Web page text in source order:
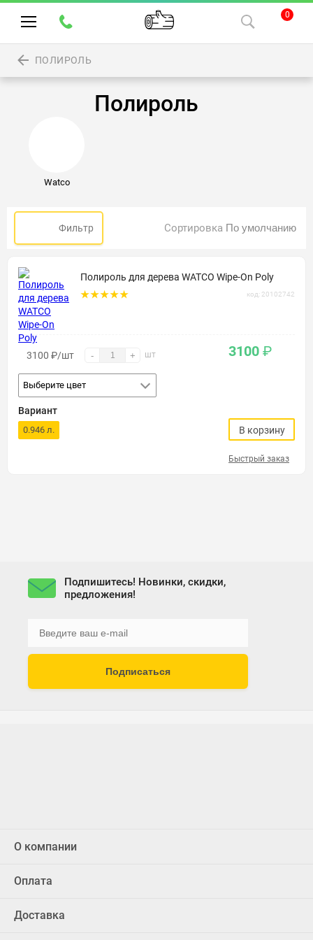
0
ПОЛИРОЛЬ
Полироль
Watco
Фильтр Сортировка
Полироль для дерева WATCO Wipe-On Poly
код: 20102742
3100 ₽/шт - + шт
Выберите цвет
Вариант
0.946 л.
3100 ₽
В корзину
Быстрый заказ
Подпишитесь! Новинки, скидки,
предложения!
Подписаться
О компании
Оплата
Доставка